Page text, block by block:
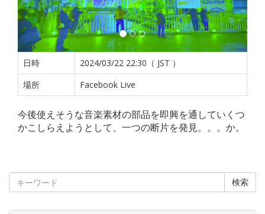
日時
2024/03/22 22:30（ JST ）
場所
Facebook Live
今後使えそうな音楽素材の部品を即興を通していくつ
かこしらえようとして、一つの断片を発見。。。か。
検索